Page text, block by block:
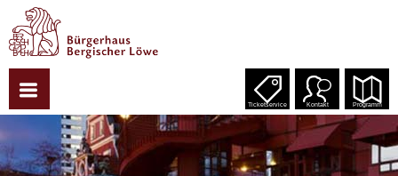
Ticketservice Kontakt Programm